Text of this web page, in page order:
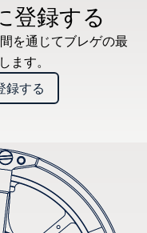
登録する
を通じてブレゲの最
ます。
録する